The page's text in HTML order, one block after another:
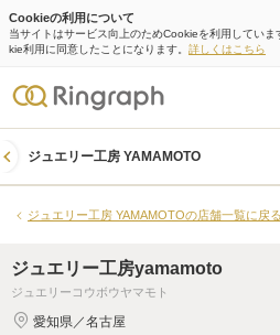
Cookieの利用について
当サイトはサービス向上のためCookieを利用してい
kie利用に同意したことになります。 詳しくはこちら
ジュエリー工房 YAMAMOTO
ジュエリー工房 YAMAMOTOの店舗一覧に戻る
ジュエリー工房yamamoto
ジュエリーコウボウヤマモト
愛知県／名古屋
ジュエリー工房yamamoto
商品
取り扱い
ブランド